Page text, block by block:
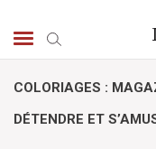
COLORIAGES :
DÉTENDRE ET